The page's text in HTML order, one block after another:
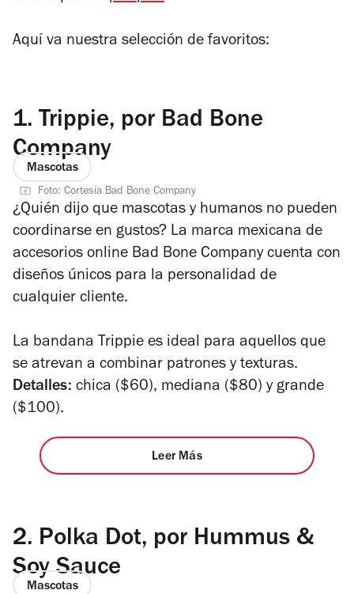
Aquí va nuestra selección de favoritos:
1. Trippie, por Bad Bone
Company
Mascotas
Foto: Cortesía Bad Bone Company
¿Quién dijo que mascotas y humanos no pueden
coordinarse en gustos? La marca mexicana de
accesorios online Bad Bone Company cuenta con
diseños únicos para la personalidad de
cualquier cliente.
La bandana Trippie es ideal para aquellos que
se atrevan a combinar patrones y texturas.
Detalles: chica ($60), mediana ($80) y grande
($100).
Leer Más
2. Polka Dot, por Hummus &
Soy Sauce
Mascotas